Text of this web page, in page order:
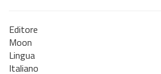
Editore
Moon
Lingua
Italiano